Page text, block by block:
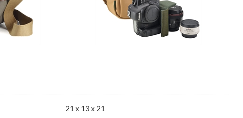
21 x 13 x 21